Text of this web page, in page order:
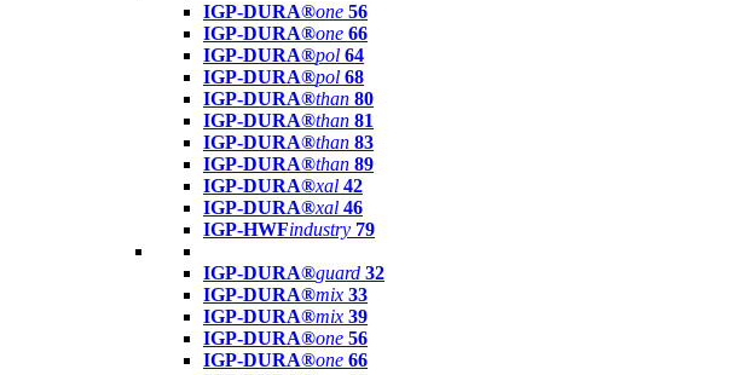
IGP-DURA®one 56
IGP-DURA®one 66
IGP-DURA®pol 64
IGP-DURA®pol 68
IGP-DURA®than 80
IGP-DURA®than 81
IGP-DURA®than 83
IGP-DURA®than 89
IGP-DURA®xal 42
IGP-DURA®xal 46
IGP-HWFindustry 79
IGP-DURA®guard 32
IGP-DURA®mix 33
IGP-DURA®mix 39
IGP-DURA®one 56
IGP-DURA®one 66